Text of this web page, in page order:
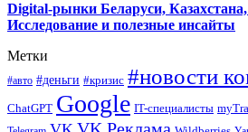
Digital-рынки Беларуси, Казахстана,
Исследование и полезные инсайты
Метки
#авто #деньги #кризис #новости
ChatGPT Google IT-специалисты